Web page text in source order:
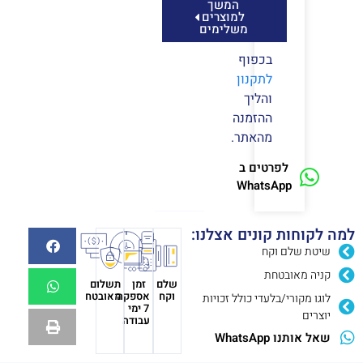
המשך
למוצרים
משלימים
בכפוף
לתקנון
והליך
ההזמנה
מהאתר.
לפרטים ב
WhatsApp
למה לקוחות קונים אצלנו:
שיטת שלם וקח
קניה מאובטחת
לוגו מקורי/בלעדי כולל זכויות
יוצרים
שאל אותנו WhatsApp
שלם
וקח
זמן
אספקה
7 ימי
עבודה
תשלום
מאובטח